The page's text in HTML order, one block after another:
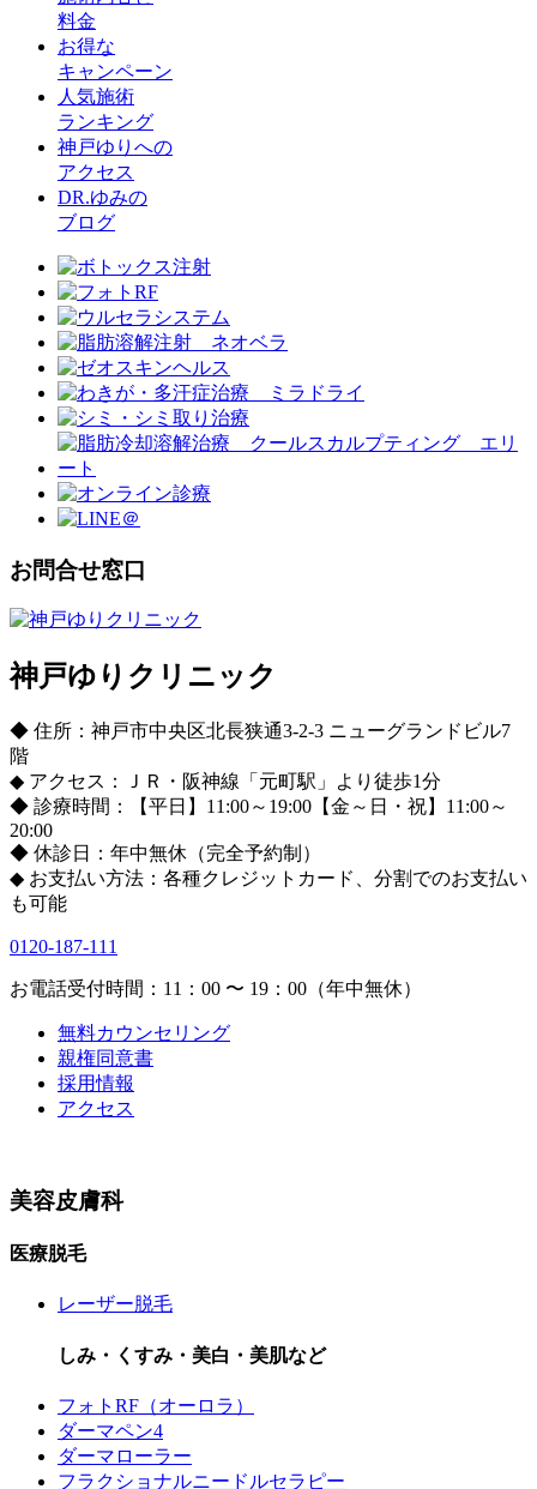
料金
お得な
キャンペーン
人気施術
ランキング
神戸ゆりへの
アクセス
DR.ゆみの
ブログ
お問合せ窓口
神戸ゆりクリニック
◆ 住所：神戸市中央区北長狭通3-2-3 ニューグランドビル7
階
◆ アクセス：ＪＲ・阪神線「元町駅」より徒歩1分
◆ 診療時間：【平日】11:00～19:00【金～日・祝】11:00～
20:00
◆ 休診日：年中無休（完全予約制）
◆ お支払い方法：各種クレジットカード、分割でのお支払い
も可能
0120-187-111
お電話受付時間：11：00 〜 19：00（年中無休）
無料カウンセリング
親権同意書
採用情報
アクセス
美容皮膚科
医療脱毛
レーザー脱毛
しみ・くすみ・美白・美肌など
フォトRF（オーロラ）
ダーマペン4
ダーマローラー
フラクショナルニードルセラピー